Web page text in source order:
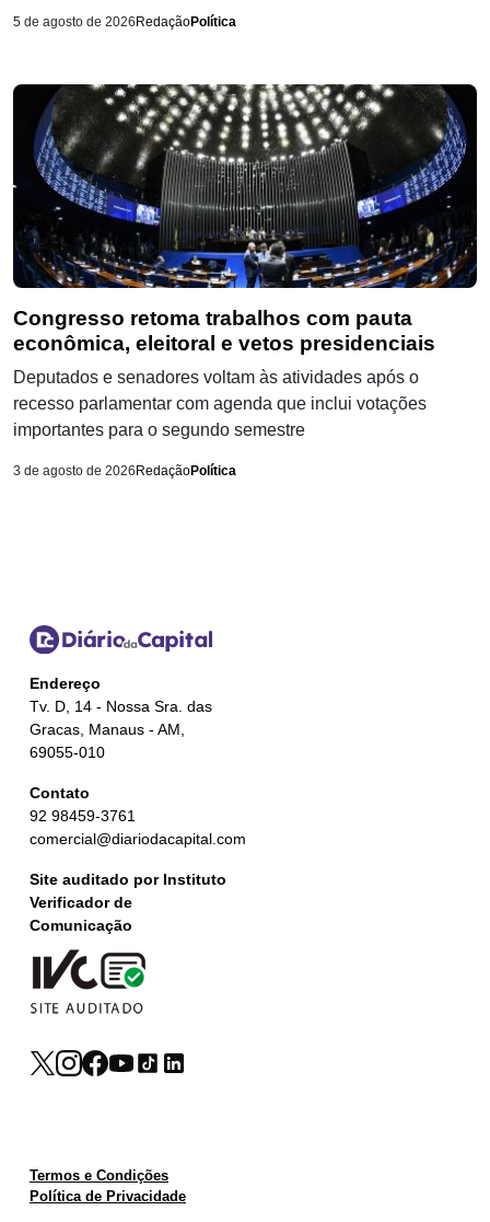
5 de agosto de 2026 RedaçãoPolítica
Congresso retoma trabalhos com pauta
econômica, eleitoral e vetos presidenciais
Deputados e senadores voltam às atividades após o
recesso parlamentar com agenda que inclui votações
importantes para o segundo semestre
3 de agosto de 2026 RedaçãoPolítica
Endereço
Tv. D, 14 - Nossa Sra. das
Gracas, Manaus - AM,
69055-010
Contato
92 98459-3761
comercial@diariodacapital.com
Site auditado por Instituto
Verificador de
Comunicação
Termos e Condições
Política de Privacidade